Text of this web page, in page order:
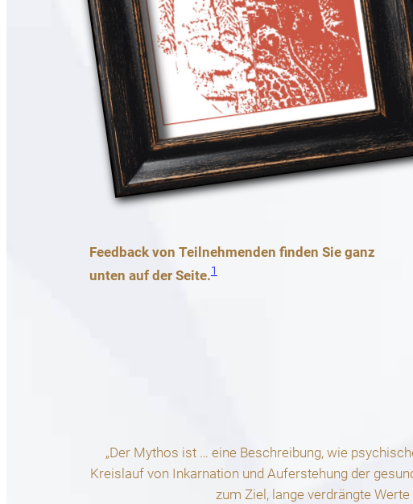
Feedback von Teilnehmenden finden Sie ganz
unten auf der Seite.1
„Der Mythos ist … eine Beschreibung, wie
Kreislauf von Inkarnation und Auferstehung der
zum Ziel, lange verdrängte